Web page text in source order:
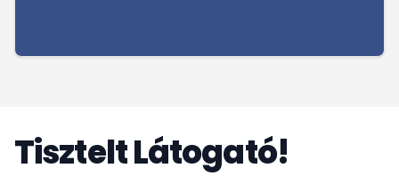
Tisztelt Látogató!